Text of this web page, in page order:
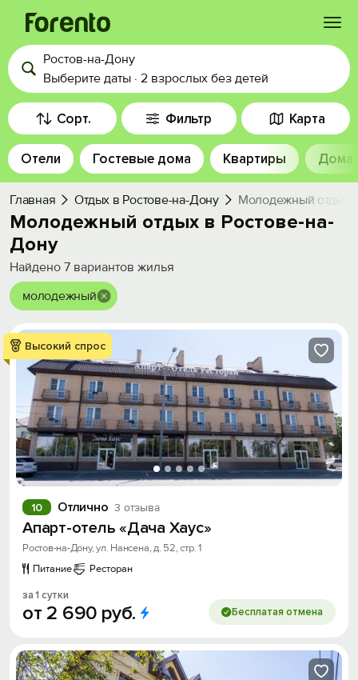
Войти
Избранное
История просмотра
Добавить свой объект
Ростов-на-Дону
Выберите даты · 2 взрослых без детей
Сорт. Фильтр Карта
Отели Гостевые дома Квартиры Дома
Главная Отдых в Ростове-на-Дону Молодежный отдых
Молодежный отдых в Ростове-на-
Дону
Найдено 7 вариантов жилья
молодежный
Высокий спрос
Отлично 3 отзыва
10
Апарт-отель «Дача Хаус»
Ростов-на-Дону, ул. Нансена, д. 52, стр. 1
Питание
Ресторан
за 1 сутки
от 2 690 руб. Бесплатая отмена